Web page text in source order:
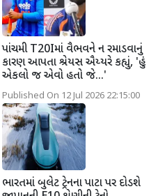
પાંચમી T20Iમાં વૈભવને ન રમાડવાનું
કારણ આપતા શ્રેયસ ઐય્યરે કહ્યું, 'હું
એકલો જ એવો હતો જે...'
Published On 12 Jul 2026 22:15:00
ભારતમાં બુલેટ ટ્રેનના પાટા પર દોડશે